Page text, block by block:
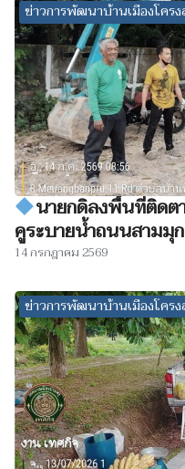
ข่าวการพัฒนาบ้านเมืองโคร
นายกดิลงพื้นที่ติดต
คูระบายน้ำถนนสามมุ
14 กรกฎาคม 2569
ข่าวการพัฒนาบ้านเมืองโคร